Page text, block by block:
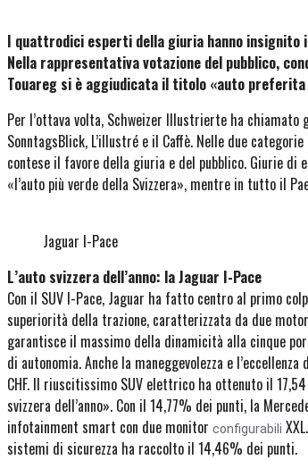
I quattrodici esperti della giuria hanno insignito
Nella rappresentativa votazione del pubblico,
Touareg si è aggiudicata il titolo «auto
Per l’ottava volta, Schweizer Illustrierte ha chiamato
SonntagsBlick, L’illustré e il Caffè. Nelle due
contese il favore della giuria e del pubblico. Giurie di
«l’auto più verde della Svizzera», mentre in tutto il
Jaguar I-Pace
L’auto svizzera dell’anno: la Jaguar I-Pace
Con il SUV I-Pace, Jaguar ha fatto centro al primo
superiorità della trazione, caratterizzata da due
garantisce il massimo della dinamicità alla cinque
di autonomia. Anche la maneggevolezza e
CHF. Il riuscitissimo SUV elettrico ha ottenuto il
svizzera dell’anno». Con il 14,77% dei punti, la
infotainment smart con due monitor configurabili
sistemi di sicurezza ha raccolto il 14,46% dei punti.